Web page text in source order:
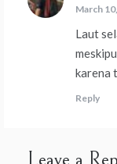
March
Laut
karena
Reply